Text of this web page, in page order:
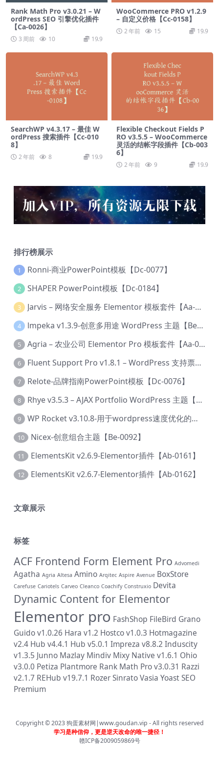
Rank Math Pro v3.0.21 – W
ordPress SEO 引擎优化插件
【Ca-0026】
3 周前 10 19.9
WooCommerce PRO v1.2.9
– 自定义价格【Cc-0158】
2 年前 15 19.9
SearchWP v4.3.17 – 最佳 W
ordPress 搜索插件【Cc-010
8】
2 年前 8 19.9
Flexible Checkout Fields P
RO v3.5.5 – WooCommerce
灵活的结帐字段插件【Cb-003
6】
2 年前 9 19.9
排行榜展示
1 Ronni-商业PowerPoint模板【Dc-0077】
2 SHAPER PowerPoint模板【Dc-0184】
3 Jarvis – 网络安全服务 Elementor 模板套件【Aa-0035】
4 lmpeka v1.3.9-创意多用途 WordPress 主题【Be-0064】
5 Agria – 农业公司 Elementor Pro 模板套件【Aa-0003】
6 Fluent Support Pro v1.8.1 – WordPress 支持票务系统【Cc-0041】
7 Relote-品牌指南PowerPoint模板【Dc-0076】
8 Rhye v3.5.3 – AJAX Portfolio WordPress 主题【Bi-0049】
9 WP Rocket v3.10.8-用于wordpress速度优化的缓存加速插件【Cd-0019】
10 Nicex-创意组合主题【Be-0092】
11 ElementsKit v2.6.9-Elementor插件【Ab-0161】
12 ElementsKit v2.6.7-Elementor插件【Ab-0162】
文章展示
标签
ACF Frontend Form Element Pro Advomedi
Agatha Agria Altesa Amino Arqitec Aspire Avenue BoxStore
Carefuse Cariotels Carveo Cleanco Coachify Construxio Devita
Dynamic Content for Elementor
Elementor pro FashShop FileBird Grano
Guido v1.0.26 Hara v1.2 Hostco v1.0.3 Hotmagazine
v2.4 Hub v4.4.1 Hub v5.0.1 Impreza v8.8.2 Induscity
v1.3.5 Junno Mazlay Mindiv Mixy Native v1.6.1 Ohio
v3.0.0 Petiza Plantmore Rank Math Pro v3.0.31 Razzi
v2.1.7 REHub v19.7.1 RozerSinratoVasia Yoast SEO
Premium
Copyright © 2023狗蛋素材网|www.goudan.vip - All rights reserved
学习是种信仰，更是逆天改命的唯一捷径！
赣ICP备2009059869号